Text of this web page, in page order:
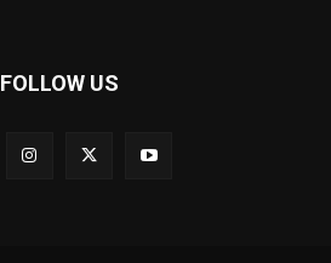
FOLLOW US